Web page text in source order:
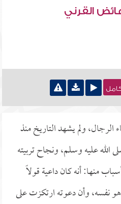
القرني
الرجال، ولم يشهد التاريخ منذ
عليه وسلم، ونجاح تربيته
منها: أنه كان داعية قولاً
هو نفسه، وأن دعوته ارتكزت على